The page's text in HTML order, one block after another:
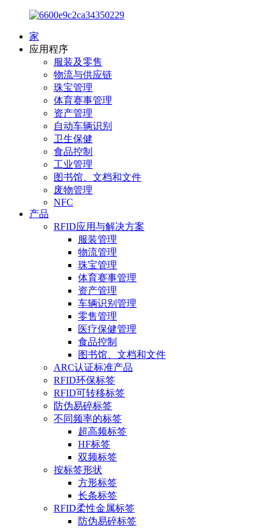
家
应用程序
服装及零售
物流与供应链
珠宝管理
体育赛事管理
资产管理
自动车辆识别
卫生保健
食品控制
工业管理
图书馆、文档和文件
废物管理
NFC
产品
RFID应用与解决方案
服装管理
物流管理
珠宝管理
体育赛事管理
资产管理
车辆识别管理
零售管理
医疗保健管理
食品控制
图书馆、文档和文件
ARC认证标准产品
RFID环保标签
RFID可转移标签
防伪易碎标签
不同频率的标签
超高频标签
HF标签
双频标签
按标签形状
方形标签
长条标签
RFID柔性金属标签
防伪易碎标签